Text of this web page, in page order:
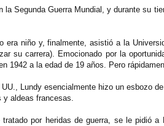
Segunda Guerra Mundial, y durante su
niño y, finalmente, asistió a la
su carrera). Emocionado por la
1942 a la edad de 19 años. Pero
Lundy esencialmente hizo un esbozo
y aldeas francesas.
por heridas de guerra, se le pidió